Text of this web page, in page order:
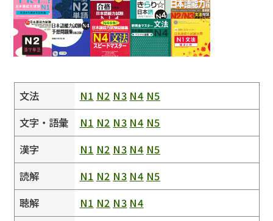
文法 N1 N2 N3 N4 N5
文字・語彙
N1 N2 N3 N4 N5
漢字
N1 N2 N3 N4 N5
読解
N1 N2 N3 N4 N5
聴解
N1 N2 N3 N4